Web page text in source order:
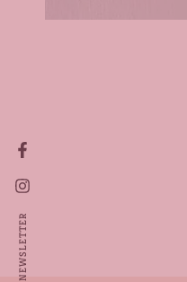
Facebook
Instagram
NEWSLETTER